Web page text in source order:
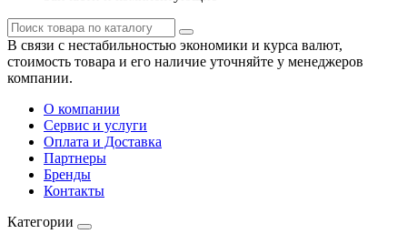
В связи с нестабильностью экономики и курса валют,
стоимость товара и его наличие уточняйте у менеджеров
компании.
О компании
Сервис и услуги
Оплата и Доставка
Партнеры
Бренды
Контакты
Категории